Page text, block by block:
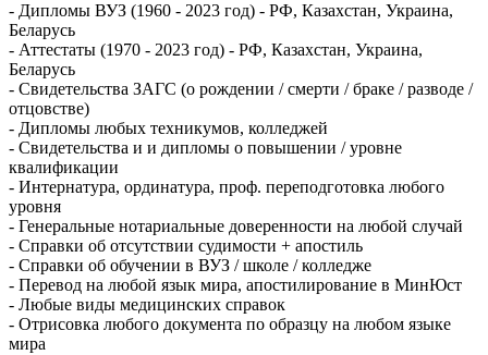
- Дипломы ВУЗ (1960 - 2023 год) - РФ, Казахстан, Украина,
Беларусь
- Аттестаты (1970 - 2023 год) - РФ, Казахстан, Украина,
Беларусь
- Свидетельства ЗАГС (о рождении / смерти / браке / разводе /
отцовстве)
- Дипломы любых техникумов, колледжей
- Свидетельства и и дипломы о повышении / уровне
квалификации
- Интернатура, ординатура, проф. переподготовка любого
уровня
- Генеральные нотариальные доверенности на любой случай
- Справки об отсутствии судимости + апостиль
- Справки об обучении в ВУЗ / школе / колледже
- Перевод на любой язык мира, апостилирование в МинЮст
- Любые виды медицинских справок
- Отрисовка любого документа по образцу на любом языке
мира